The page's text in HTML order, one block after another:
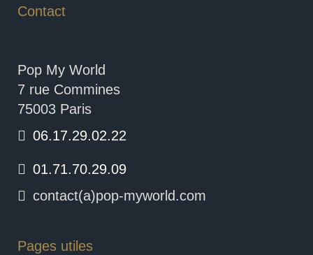
Contact
Pop My World
7 rue Commines
75003 Paris
06.17.29.02.22
01.71.70.29.09
contact(a)pop-myworld.com
Pages utiles